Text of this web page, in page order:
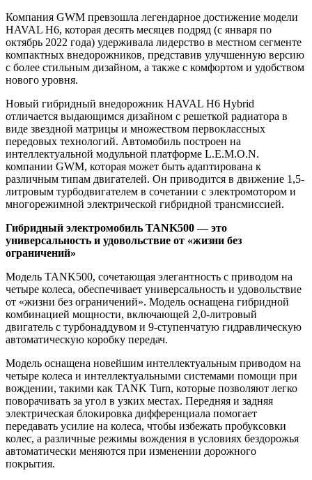
Компания GWM превзошла легендарное достижение модели
HAVAL H6, которая десять месяцев подряд (с января по
октябрь 2022 года) удерживала лидерство в местном сегменте
компактных внедорожников, представив улучшенную версию
с более стильным дизайном, а также с комфортом и удобством
нового уровня.
Новый гибридный внедорожник HAVAL H6 Hybrid
отличается выдающимся дизайном с решеткой радиатора в
виде звездной матрицы и множеством первоклассных
передовых технологий. Автомобиль построен на
интеллектуальной модульной платформе L.E.M.O.N.
компании GWM, которая может быть адаптирована к
различным типам двигателей. Он приводится в движение 1,5-
литровым турбодвигателем в сочетании с электромотором и
многорежимной электрической гибридной трансмиссией.
Гибридный электромобиль TANK500 — это
универсальность и удовольствие от «жизни без
ограничений»
Модель TANK500, сочетающая элегантность с приводом на
четыре колеса, обеспечивает универсальность и удовольствие
от «жизни без ограничений». Модель оснащена гибридной
комбинацией мощности, включающей 2,0-литровый
двигатель с турбонаддувом и 9-ступенчатую гидравлическую
автоматическую коробку передач.
Модель оснащена новейшим интеллектуальным приводом на
четыре колеса и интеллектуальными системами помощи при
вождении, такими как TANK Turn, которые позволяют легко
поворачивать за угол в узких местах. Передняя и задняя
электрическая блокировка дифференциала помогает
передавать усилие на колеса, чтобы избежать пробуксовки
колес, а различные режимы вождения в условиях бездорожья
автоматически меняются при изменении дорожного
покрытия.